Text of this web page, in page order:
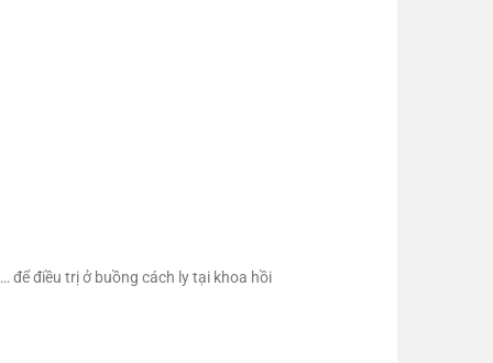
để điều trị ở buồng cách ly tại khoa hồi